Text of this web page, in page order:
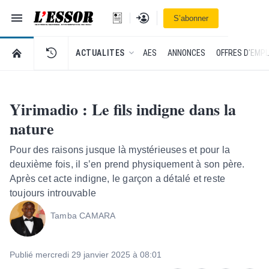
Navigation
L'Essor - retour à la une
Se connecterS’abonner
RETOUR À LA PAGE D’ACCUEIL DE L'ESSOR
ACTUALITES AES ANNONCES OFFRES
Yirimadio : Le fils indigne dans la
nature
Pour des raisons jusque là mystérieuses et pour la
deuxième fois, il s’en prend physiquement à son père.
Après cet acte indigne, le garçon a détalé et reste
toujours introuvable
Tamba CAMARA
Publié mercredi 29 janvier 2025 à 08:01